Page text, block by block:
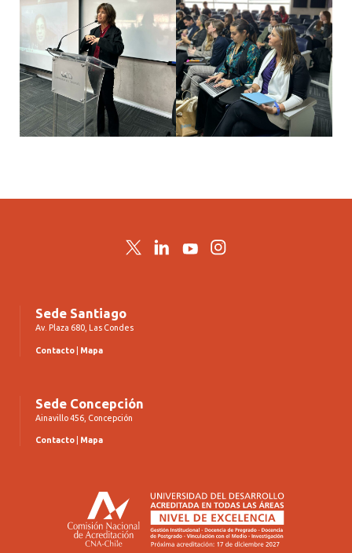
TwitterLinkedInYouTubeInstagram
Sede Santiago
Av. Plaza 680, Las Condes
Contacto Mapa
Sede Concepción
Ainavillo 456, Concepción
Contacto Mapa